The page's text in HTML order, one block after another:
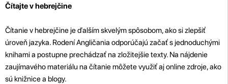
Čítajte v hebrejčine
Čítanie v hebrejčine je ďalším skvelým spôsobom, ako si zlepšiť
úroveň jazyka. Rodení Angličania odporúčajú začať s jednoduchými
knihami a postupne prechádzať na zložitejšie texty. Na nájdenie
zaujímavého materiálu na čítanie môžete využiť aj online zdroje, ako
sú knižnice a blogy.